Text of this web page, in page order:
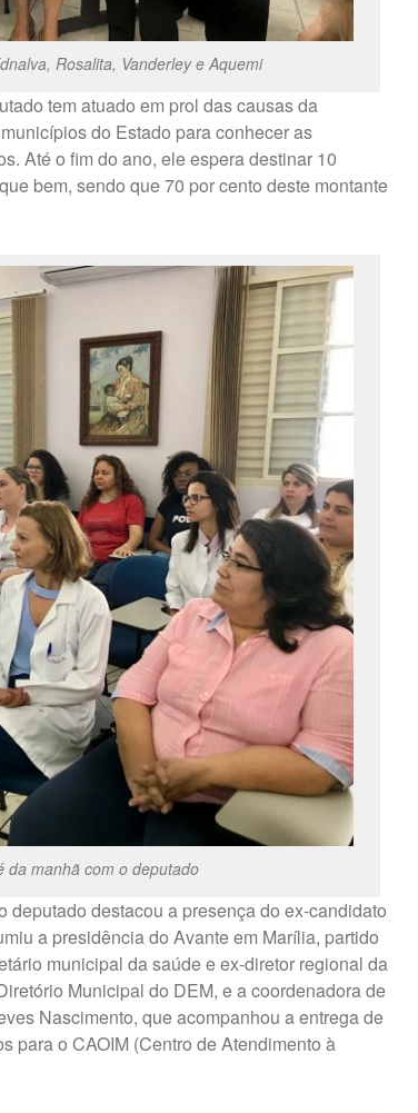
Rosalita, Vanderley e Aquemi
tem atuado em prol das causas da
do Estado para conhecer as
Até o fim do ano, ele espera destinar 10
bem, sendo que 70 por cento deste montante
da manhã com o deputado
destacou a presença do ex-candidato
a presidência do Avante em Marília, partido
municipal da saúde e ex-diretor regional da
Municipal do DEM, e a coordenadora de
Nascimento, que acompanhou a entrega de
para o CAOIM (Centro de Atendimento à